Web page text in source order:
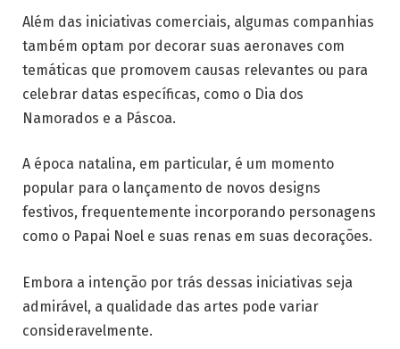
Além das iniciativas comerciais, algumas companhias
também optam por decorar suas aeronaves com
temáticas que promovem causas relevantes ou para
celebrar datas específicas, como o Dia dos
Namorados e a Páscoa.
A época natalina, em particular, é um momento
popular para o lançamento de novos designs
festivos, frequentemente incorporando personagens
como o Papai Noel e suas renas em suas decorações.
Embora a intenção por trás dessas iniciativas seja
admirável, a qualidade das artes pode variar
consideravelmente.